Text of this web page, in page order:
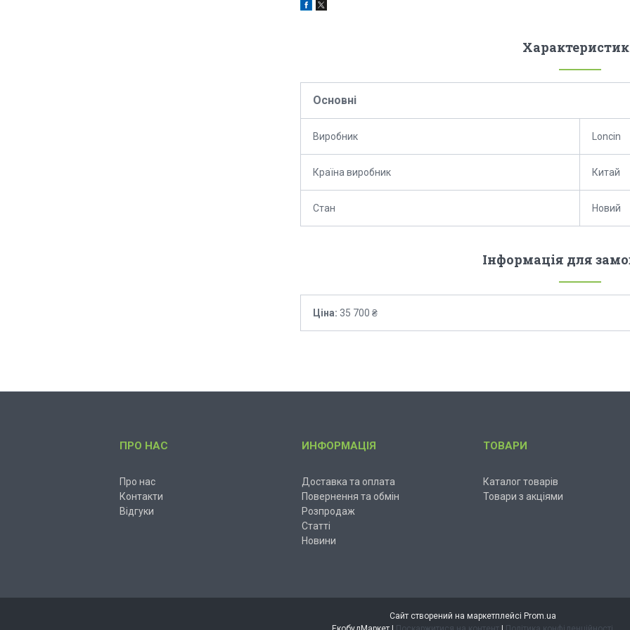
Основні
Виробник Loncin
Країна виробник Китай
Стан Новий
Інформація для
Ціна: 35 700 ₴
ПРО НАС
Про нас
Контакти
Відгуки
ИНФОРМАЦІЯ
Доставка та оплата
Повернення та обмін
Розпродаж
Статті
Новини
ТОВАРИ
Каталог товарів
Товари з акціями
Сайт створений на маркетплейсі Prom.ua